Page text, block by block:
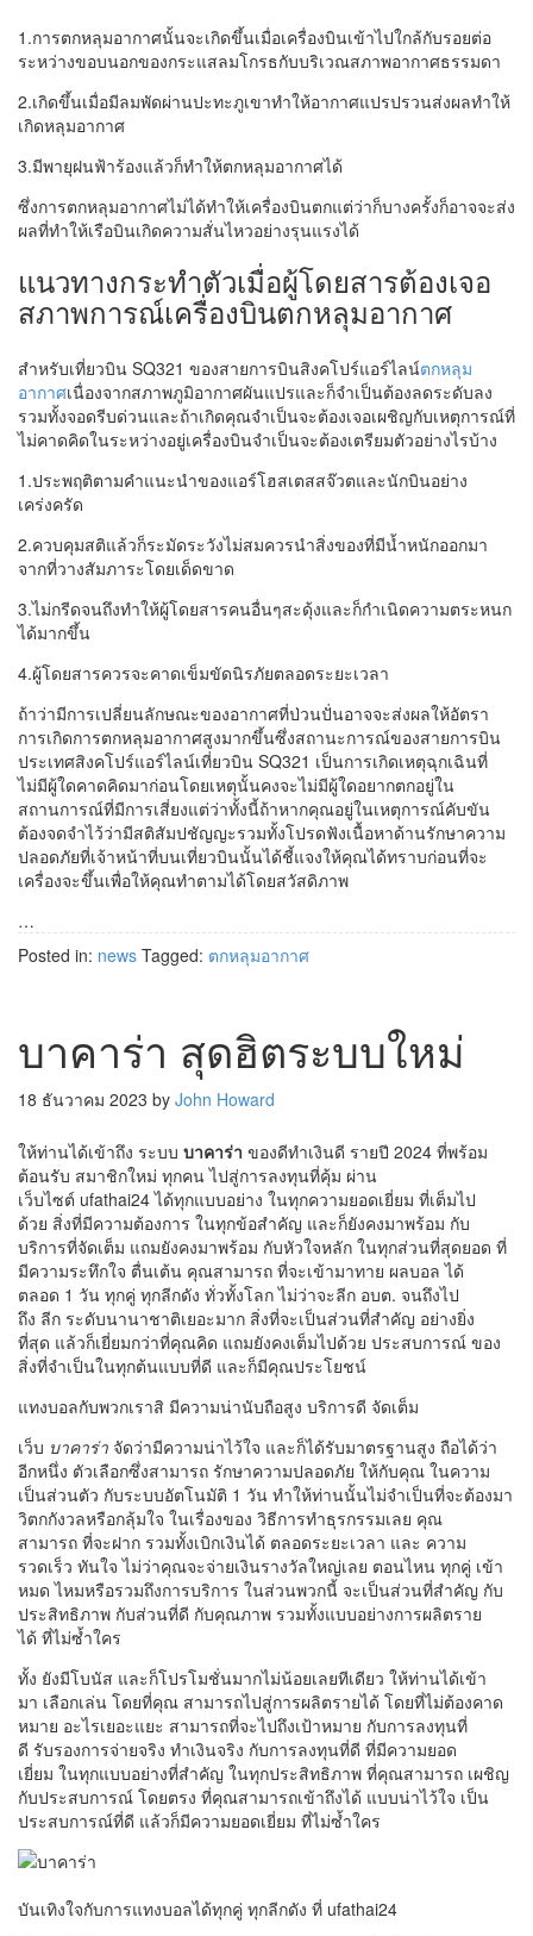
1.การตกหลุมอากาศนั้นจะเกิดขึ้นเมื่อเครื่องบินเข้าไปใกล้กับรอยต่อ
ระหว่างขอบนอกของกระแสลมโกรธกับบริเวณสภาพอากาศธรรมดา
2.เกิดขึ้นเมื่อมีลมพัดผ่านปะทะภูเขาทำให้อากาศแปรปรวนส่งผลทำให้
เกิดหลุมอากาศ
3.มีพายุฝนฟ้าร้องแล้วก็ทำให้ตกหลุมอากาศได้
ซึ่งการตกหลุมอากาศไม่ได้ทำให้เครื่องบินตกแต่ว่าก็บางครั้งก็อาจจะส่ง
ผลที่ทำให้เรือบินเกิดความสั่นไหวอย่างรุนแรงได้
แนวทางกระทำตัวเมื่อผู้โดยสารต้องเจอ
สภาพการณ์เครื่องบินตกหลุมอากาศ
สำหรับเที่ยวบิน SQ321 ของสายการบินสิงคโปร์แอร์ไลน์ตกหลุม
อากาศเนื่องจากสภาพภูมิอากาศผันแปรและก็จำเป็นต้องลดระดับลง
รวมทั้งจอดรีบด่วนและถ้าเกิดคุณจำเป็นจะต้องเจอเผชิญกับเหตุการณ์ที่
ไม่คาดคิดในระหว่างอยู่เครื่องบินจำเป็นจะต้องเตรียมตัวอย่างไรบ้าง
1.ประพฤติตามคำแนะนำของแอร์โฮสเตสสจ๊วตและนักบินอย่าง
เคร่งครัด
2.ควบคุมสติแล้วก็ระมัดระวังไม่สมควรนำสิ่งของที่มีน้ำหนักออกมา
จากที่วางสัมภาระโดยเด็ดขาด
3.ไม่กรีดจนถึงทำให้ผู้โดยสารคนอื่นๆสะดุ้งและก็กำเนิดความตระหนก
ได้มากขึ้น
4.ผู้โดยสารควรจะคาดเข็มขัดนิรภัยตลอดระยะเวลา
ถ้าว่ามีการเปลี่ยนลักษณะของอากาศที่ป่วนปั่นอาจจะส่งผลให้อัตรา
การเกิดการตกหลุมอากาศสูงมากขึ้นซึ่งสถานะการณ์ของสายการบิน
ประเทศสิงคโปร์แอร์ไลน์เที่ยวบิน SQ321 เป็นการเกิดเหตุฉุกเฉินที่
ไม่มีผู้ใดคาดคิดมาก่อนโดยเหตุนั้นคงจะไม่มีผู้ใดอยากตกอยู่ใน
สถานการณ์ที่มีการเสี่ยงแต่ว่าทั้งนี้ถ้าหากคุณอยู่ในเหตุการณ์คับขัน
ต้องจดจำไว้ว่ามีสติสัมปชัญญะรวมทั้งโปรดฟังเนื้อหาด้านรักษาความ
ปลอดภัยที่เจ้าหน้าที่บนเที่ยวบินนั้นได้ชี้แจงให้คุณได้ทราบก่อนที่จะ
เครื่องจะขึ้นเพื่อให้คุณทำตามได้โดยสวัสดิภาพ
…
Posted in: news Tagged: ตกหลุมอากาศ
บาคาร่า สุดฮิตระบบใหม่
18 ธันวาคม 2023 by John Howard
ให้ท่านได้เข้าถึง ระบบ บาคาร่า ของดีทำเงินดี รายปี 2024 ที่พร้อม
ต้อนรับ สมาชิกใหม่ ทุกคน ไปสู่การลงทุนที่คุ้ม ผ่าน
เว็บไซต์ ufathai24ได้ทุกแบบอย่าง ในทุกความยอดเยี่ยม ที่เต็มไป
ด้วย สิ่งที่มีความต้องการ ในทุกข้อสำคัญ และก็ยังคงมาพร้อม กับ
บริการที่จัดเต็ม แถมยังคงมาพร้อม กับหัวใจหลัก ในทุกส่วนที่สุดยอด ที่
มีความระทึกใจ ตื่นเต้น คุณสามารถ ที่จะเข้ามาทาย ผลบอล ได้
ตลอด 1 วัน ทุกคู่ ทุกลีกดัง ทั่วทั้งโลก ไม่ว่าจะลีก อบต. จนถึงไป
ถึง ลีก ระดับนานาชาติเยอะมาก สิ่งที่จะเป็นส่วนที่สำคัญ อย่างยิ่ง
ที่สุด แล้วก็เยี่ยมกว่าที่คุณคิด แถมยังคงเต็มไปด้วย ประสบการณ์ ของ
สิ่งที่จำเป็นในทุกต้นแบบที่ดี และก็มีคุณประโยชน์
แทงบอลกับพวกเราสิ มีความน่านับถือสูง บริการดี จัดเต็ม
เว็บ บาคาร่า จัดว่ามีความน่าไว้ใจ และก็ได้รับมาตรฐานสูง ถือได้ว่า
อีกหนึ่ง ตัวเลือกซึ่งสามารถ รักษาความปลอดภัย ให้กับคุณ ในความ
เป็นส่วนตัว กับระบบอัตโนมัติ 1 วัน ทำให้ท่านนั้นไม่จำเป็นที่จะต้องมา
วิตกกังวลหรือกลุ้มใจ ในเรื่องของ วิธีการทำธุรกรรมเลย คุณ
สามารถ ที่จะฝาก รวมทั้งเบิกเงินได้ ตลอดระยะเวลา และ ความ
รวดเร็ว ทันใจ ไม่ว่าคุณจะจ่ายเงินรางวัลใหญ่เลย ตอนไหน ทุกคู่ เข้า
หมด ไหมหรือรวมถึงการบริการ ในส่วนพวกนี้ จะเป็นส่วนที่สำคัญ กับ
ประสิทธิภาพ กับส่วนที่ดี กับคุณภาพ รวมทั้งแบบอย่างการผลิตราย
ได้ ที่ไม่ซ้ำใคร
ทั้ง ยังมีโบนัส และก็โปรโมชั่นมากไม่น้อยเลยทีเดียว ให้ท่านได้เข้า
มา เลือกเล่น โดยที่คุณ สามารถไปสู่การผลิตรายได้ โดยที่ไม่ต้องคาด
หมาย อะไรเยอะแยะ สามารถที่จะไปถึงเป้าหมาย กับการลงทุนที่
ดี รับรองการจ่ายจริง ทำเงินจริง กับการลงทุนที่ดี ที่มีความยอด
เยี่ยม ในทุกแบบอย่างที่สำคัญ ในทุกประสิทธิภาพ ที่คุณสามารถ เผชิญ
กับประสบการณ์ โดยตรง ที่คุณสามารถเข้าถึงได้ แบบน่าไว้ใจ เป็น
ประสบการณ์ที่ดี แล้วก็มีความยอดเยี่ยม ที่ไม่ซ้ำใคร
บันเทิงใจกับการแทงบอลได้ทุกคู่ ทุกลีกดัง ที่ ufathai24